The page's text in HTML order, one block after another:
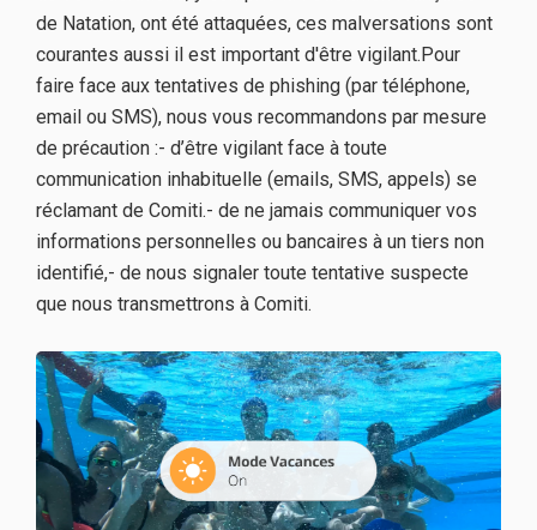
de Natation, ont été attaquées, ces malversations sont
courantes aussi il est important d'être vigilant.Pour
faire face aux tentatives de phishing (par téléphone,
email ou SMS), nous vous recommandons par mesure
de précaution :- d’être vigilant face à toute
communication inhabituelle (emails, SMS, appels) se
réclamant de Comiti.- de ne jamais communiquer vos
informations personnelles ou bancaires à un tiers non
identifié,- de nous signaler toute tentative suspecte
que nous transmettrons à Comiti.